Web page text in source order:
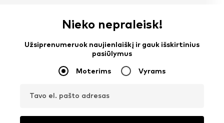
Nieko nepraleisk!
Užsiprenumeruok naujienlaiškį ir gauk išskirtinius
pasiūlymus
Moterims Vyrams
Tavo el. pašto adresas